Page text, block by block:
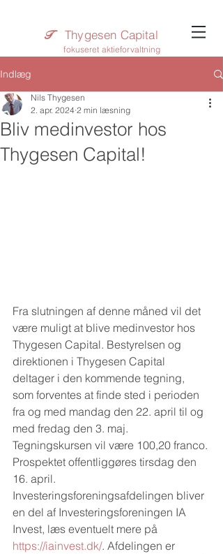
T​ Thygesen Capital
fokuseret aktieforvaltning
Indlæg
Bliv medinvestor hos
Thygesen Capital!
Nils Thygesen
2. apr. 2024 2 min læsning
Fra slutningen af denne måned vil det
være muligt at blive medinvestor hos
Thygesen Capital. Bestyrelsen og
direktionen i Thygesen Capital
deltager i den kommende tegning,
som forventes at finde sted i perioden
fra og med mandag den 22. april til og
med fredag den 3. maj.
Tegningskursen vil være 100,20 franco.
Prospektet offentliggøres tirsdag den
16. april.
Investeringsforeningsafdelingen bliver
en del af Investeringsforeningen IA
Invest, læs eventuelt mere på
https://iainvest.dk/. Afdelingen er